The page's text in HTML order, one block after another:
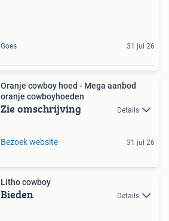
Goes 31 jul 26
Oranje cowboy hoed - Mega aanbod
oranje cowboyhoeden
Zie omschrijving Details
Bezoek website 31 jul 26
Litho cowboy
Bieden Details